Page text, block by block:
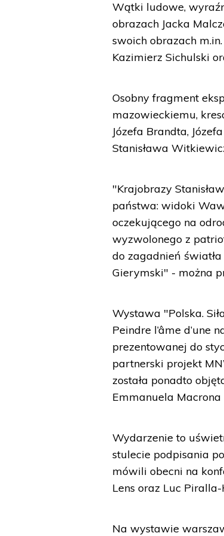
Wątki ludowe,
obrazach Jacka
swoich obrazach
Kazimierz Sichulski
Osobny fragment
mazowieckiemu,
Józefa Brandta,
Stanisława
"Krajobrazy
państwa: widoki
oczekującego na
wyzwolonego z
do zagadnień
Gierymski" - można
Wystawa "Polska.
Peindre l’âme d’une
prezentowanej do
partnerski projekt
została ponadto
Emmanuela
Wydarzenie to
stulecie podpisania
mówili obecni na
Lens oraz Luc
Na wystawie